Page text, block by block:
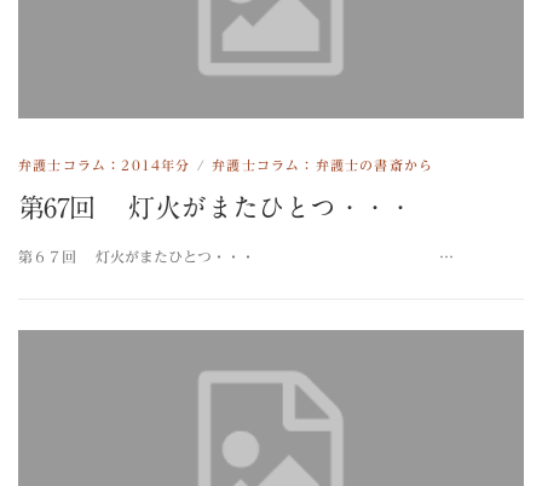
弁護士コラム：2014年分 /弁護士コラム：弁護士の書斎から
第67回 灯火がまたひとつ・・・
第６７回 灯火がまたひとつ・・・ …